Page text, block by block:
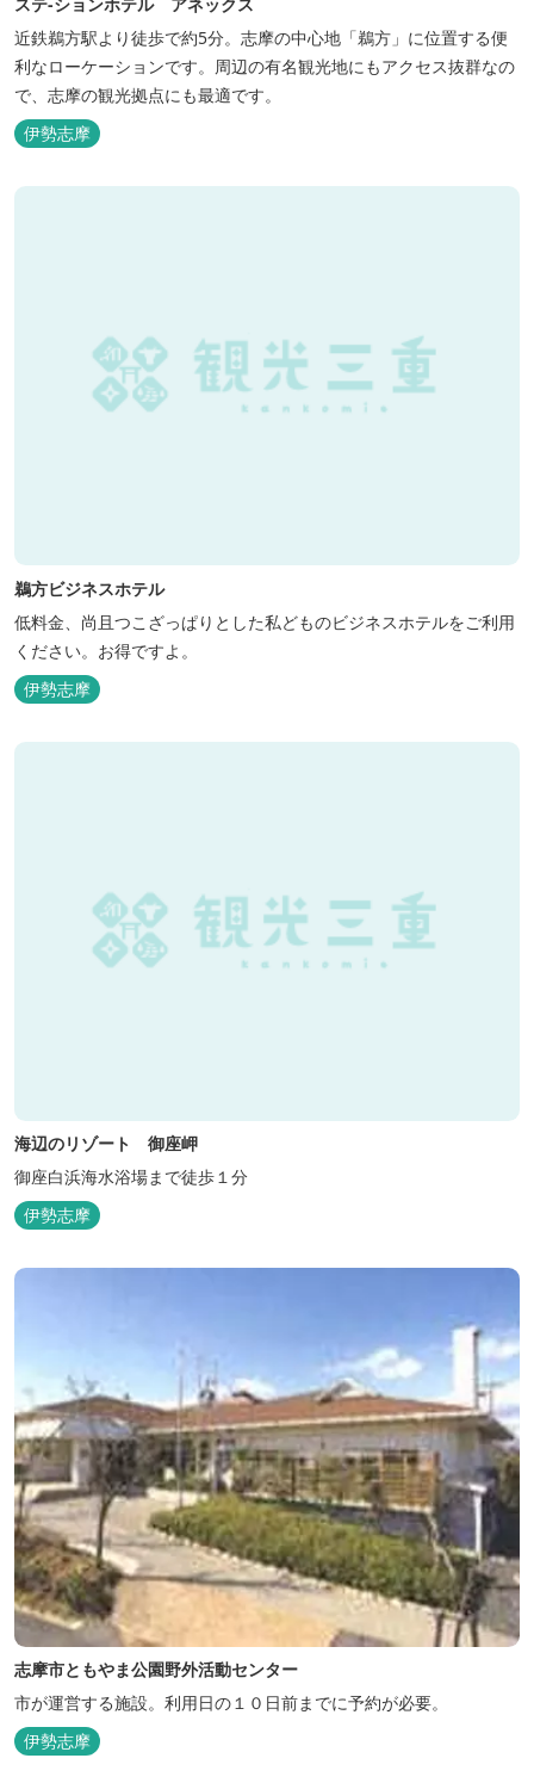
ステ-ションホテル アネックス
近鉄鵜方駅より徒歩で約5分。志摩の中心地「鵜方」に位置する便
利なローケーションです。周辺の有名観光地にもアクセス抜群なの
で、志摩の観光拠点にも最適です。
伊勢志摩
鵜方ビジネスホテル
低料金、尚且つこざっぱりとした私どものビジネスホテルをご利用
ください。お得ですよ。
伊勢志摩
海辺のリゾート 御座岬
御座白浜海水浴場まで徒歩１分
伊勢志摩
志摩市ともやま公園野外活動センター
市が運営する施設。利用日の１０日前までに予約が必要。
伊勢志摩